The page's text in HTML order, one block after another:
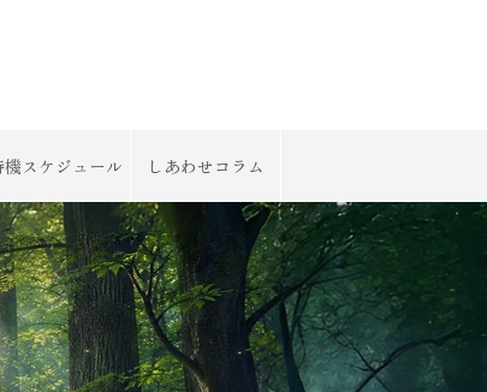
機スケジュール しあわせコラム